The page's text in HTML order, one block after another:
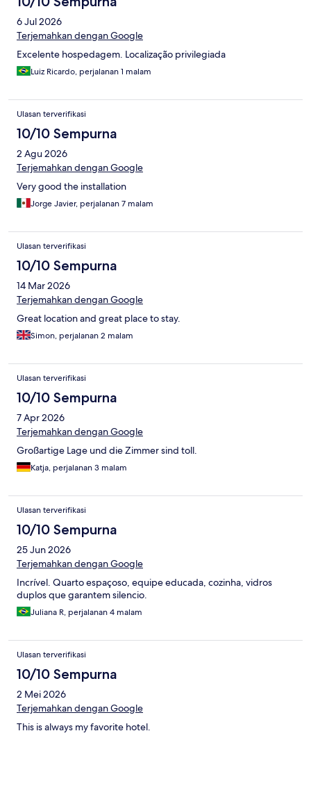
6 Jul 2026
Terjemahkan dengan Google
Excelente hospedagem. Localização privilegiada
Luiz Ricardo, perjalanan 1 malam
Ulasan terverifikasi
10/10 Sempurna
2 Agu 2026
Terjemahkan dengan Google
Very good the installation
Jorge Javier, perjalanan 7 malam
Ulasan terverifikasi
10/10 Sempurna
14 Mar 2026
Terjemahkan dengan Google
Great location and great place to stay.
Simon, perjalanan 2 malam
Ulasan terverifikasi
10/10 Sempurna
7 Apr 2026
Terjemahkan dengan Google
Großartige Lage und die Zimmer sind toll.
Katja, perjalanan 3 malam
Ulasan terverifikasi
10/10 Sempurna
25 Jun 2026
Terjemahkan dengan Google
Incrível. Quarto espaçoso, equipe educada, cozinha, vidros
duplos que garantem silencio.
Juliana R, perjalanan 4 malam
Ulasan terverifikasi
10/10 Sempurna
2 Mei 2026
Terjemahkan dengan Google
This is always my favorite hotel.